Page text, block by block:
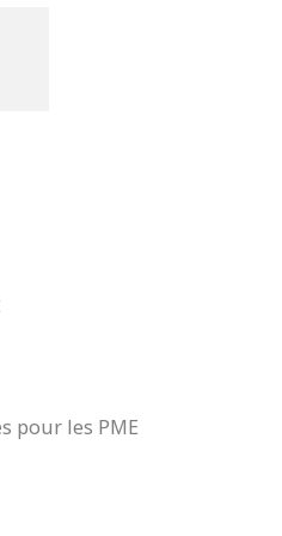
pour les PME